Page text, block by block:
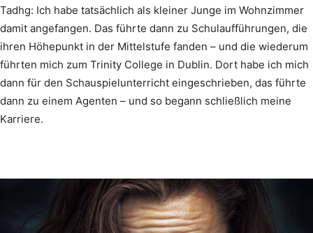
Tadhg: Ich habe tatsächlich als kleiner Junge im Wohnzimmer
damit angefangen. Das führte dann zu Schulaufführungen, die
ihren Höhepunkt in der Mittelstufe fanden – und die wiederum
führten mich zum Trinity College in Dublin. Dort habe ich mich
dann für den Schauspielunterricht eingeschrieben, das führte
dann zu einem Agenten – und so begann schließlich meine
Karriere.